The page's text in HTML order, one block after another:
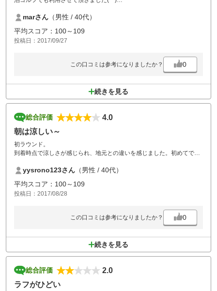
れを感じさせる部分も有りますが激安なので・・・)
コースも良く整備されていて、気持ち良くラウンドさせて頂きました(^
^)v
marさん （男性 / 40代）
平均スコア：100～109
投稿日：2017/09/27
この口コミは参考になりましたか？ 0
続きを見る
総合評価
4.0
朝は涼しい～
初ラウンド。
到着時点で涼しさが感じられ、地元との違いを感じました。初めてでし
またラウンドさせて頂きます。
yysrono123さん （男性 / 40代）
平均スコア：100～109
投稿日：2017/08/28
この口コミは参考になりましたか？ 0
続きを見る
総合評価
2.0
ラフがひどい